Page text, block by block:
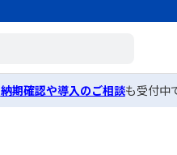
納期確認や導入のご相談も受付中